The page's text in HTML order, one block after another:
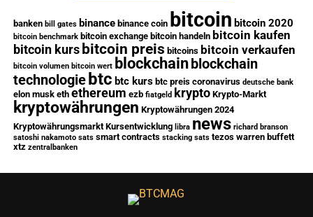
banken bill gates binance binance coin bitcoin bitcoin 2020
bitcoin benchmark bitcoin exchange bitcoin handeln bitcoin kaufen
bitcoin kurs bitcoin preis bitcoins bitcoin verkaufen
bitcoin volumen bitcoin wert blockchain blockchain
technologie btc btc kurs btc preis coronavirus deutsche bank
elon musk eth ethereum ezb fiatgeld krypto Krypto-Markt
kryptowährungen Kryptowährungen 2024
Kryptowährungsmarkt Kursentwicklung libra news richard branson
satoshi nakamoto sats smart contracts stacking sats tezos warren buffett
xtz zentralbanken